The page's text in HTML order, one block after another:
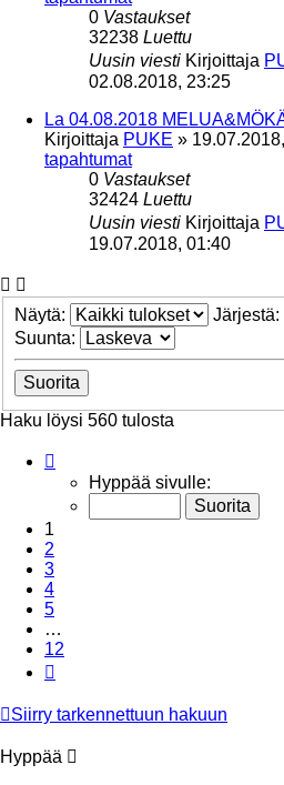
0 Vastaukset
32238 Luettu
Uusin viesti Kirjoittaja
02.08.2018, 23:25
La 04.08.2018
Kirjoittaja PUKE »
tapahtumat
0 Vastaukset
32424 Luettu
Uusin viesti Kirjoittaja
19.07.2018, 01:40
Näytä:
Järjestä:
Suunta:
Haku löysi 560 tulosta
12 Hyppää sivulle:
1
2
3
4
5
…
12
Siirry tarkennettuun hakuun
Hyppää